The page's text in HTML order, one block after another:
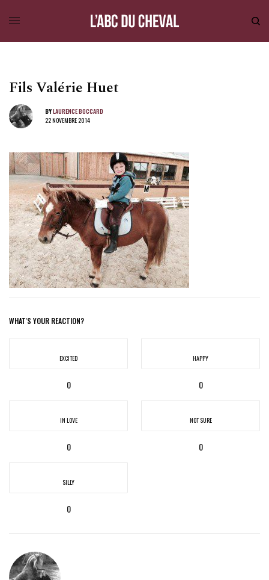
Fils Valérie Huet
BYLAURENCE BOCCARD
22 NOVEMBRE 2014
WHAT'S YOUR REACTION?
EXCITED
0
HAPPY
0
IN LOVE
0
NOT SURE
0
SILLY
0